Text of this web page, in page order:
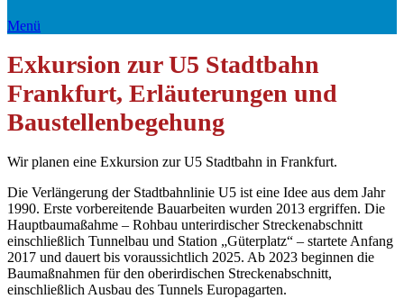
Menü
Exkursion zur U5 Stadtbahn
Frankfurt, Erläuterungen und
Baustellenbegehung
Wir planen eine Exkursion zur U5 Stadtbahn in Frankfurt.
Die Verlängerung der Stadtbahnlinie U5 ist eine Idee aus dem Jahr
1990. Erste vorbereitende Bauarbeiten wurden 2013 ergriffen. Die
Hauptbaumaßahme – Rohbau unterirdischer Streckenabschnitt
einschließlich Tunnelbau und Station „Güterplatz“ – startete Anfang
2017 und dauert bis voraussichtlich 2025. Ab 2023 beginnen die
Baumaßnahmen für den oberirdischen Streckenabschnitt,
einschließlich Ausbau des Tunnels Europagarten.